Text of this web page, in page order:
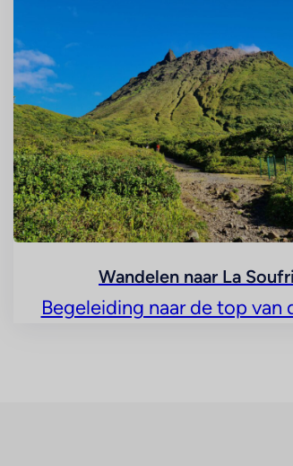
Wandelen naar La
Begeleiding naar de top van